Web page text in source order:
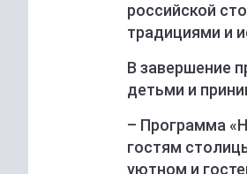
российской
традициями и
В завершение
детьми и
– Программа
гостям
уютном и